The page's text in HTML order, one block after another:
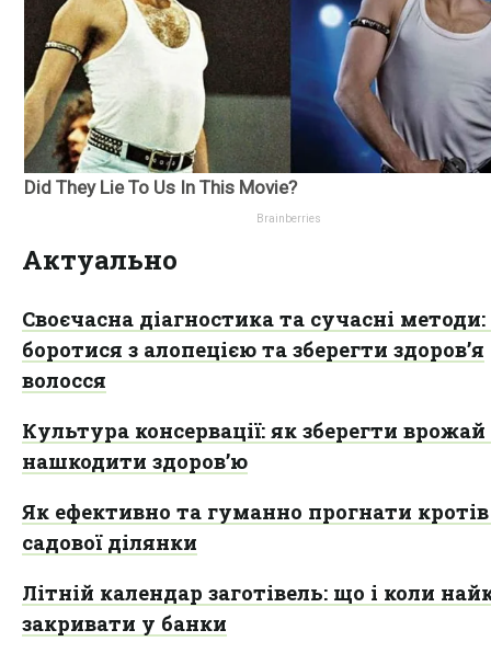
Актуально
Своєчасна діагностика та сучасні
боротися з алопецією та зберегти здоров’я
волосся
Культура консервації: як зберегти врожай
нашкодити здоров’ю
Як ефективно та гуманно прогнати кротів
садової ділянки
Літній календар заготівель: що і коли
закривати у банки